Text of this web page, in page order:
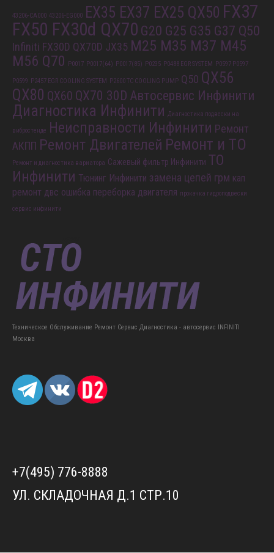
43206-CA000 43206-EG000 EX35 EX37 EX25 QX50 FX37
FX50 FX30d QX70 G20 G25 G35 G37 Q50
Infiniti FX30D QX70D JX35 M25 M35 M37 M45
M56 Q70 P0017 P0017(64) P0017(85) P0235 P0488 EGR SYSTEM P0597 P0597
P0599 P2457 EGR COOLING SYSTEM P2600 TC COOLING PUMP Q50 QX56
QX80 QX60 QX70 30D Автосервис Инфинити
Диагностика Инфинити Диагностика подвески на
вибростенде Неисправности Инфинити Ремонт
АКПП Ремонт Двигателей Ремонт и ТО
Ремонт и диагностика вариатора Сажевый фильтр Инфинити ТО
Инфинити Тюнинг Инфинити замена цепей грм кап
ремонт двс ошибка переборка двигателя прокачка гидроподвески
сервис инфинити
Техническое Обслуживание Ремонт Сервис Диагностика - автосервис INFINITI
Москва
+7(495) 776-8888
УЛ. СКЛАДОЧНАЯ Д.1 СТР.10